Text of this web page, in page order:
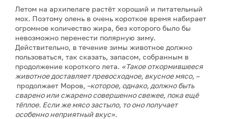
Летом на архипелаге растёт хороший и питательный
мох. Поэтому олень в очень короткое время набирает
огромное количество жира, без которого было бы
невозможно перенести полярную зиму.
Действительно, в течение зимы животное должно
пользоваться, так сказать, запасом, собранным в
продолжение короткого лета. «Такое откормившееся
животное доставляет превосходное, вкусное мясо, –
продолжает Моров, –которое, однако, должно быть
сварено или сжарено совершенно свежее, пока ещё
тёплое. Если же мясо застыло, то оно получает
особенно неприятный вкус».